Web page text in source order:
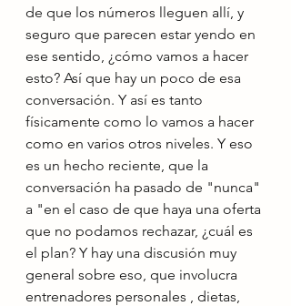
de que los números lleguen allí, y
seguro que parecen estar yendo en
ese sentido, ¿cómo vamos a hacer
esto? Así que hay un poco de esa
conversación. Y así es tanto
físicamente como lo vamos a hacer
como en varios otros niveles. Y eso
es un hecho reciente, que la
conversación ha pasado de "nunca"
a "en el caso de que haya una oferta
que no podamos rechazar, ¿cuál es
el plan? Y hay una discusión muy
general sobre eso, que involucra
entrenadores personales , dietas,